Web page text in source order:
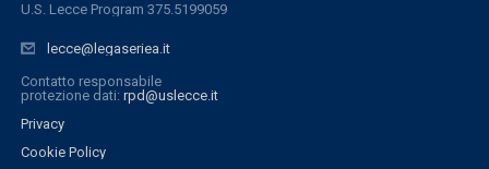
U.S. Lecce Program 375.5199059
lecce@legaseriea.it
Contatto responsabile
protezione dati: rpd@uslecce.it
Privacy
Cookie Policy